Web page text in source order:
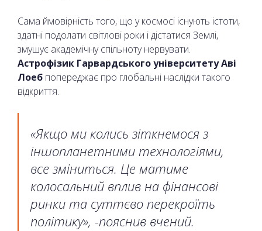
Сама ймовірність того, що у космосі існують істоти,
здатні подолати світлові роки і дістатися Землі,
змушує академічну спільноту нервувати.
Астрофізик Гарвардського університету Аві
Лоеб попереджає про глобальні наслідки такого
відкриття.
«Якщо ми колись зіткнемося з
іншопланетними технологіями,
все зміниться. Це матиме
колосальний вплив на фінансові
ринки та суттєво перекроїть
політику», -пояснив вчений.